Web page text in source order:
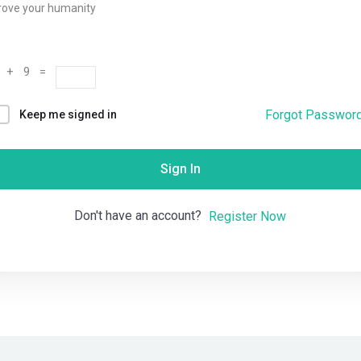
your humanity
+ 9 =
Keep me signed in Forgot
Sign In
Don't have an account? Register Now